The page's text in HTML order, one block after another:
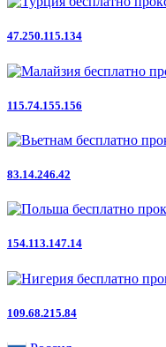
47.250.115.134
115.74.155.156
83.14.246.42
154.113.147.14
109.68.215.84